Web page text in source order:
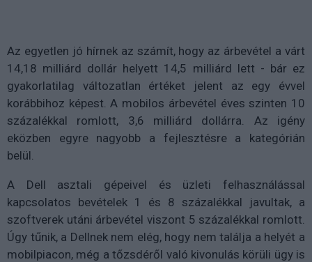
Az egyetlen jó hírnek az számít, hogy az árbevétel a várt
14,18 milliárd dollár helyett 14,5 milliárd lett - bár ez
gyakorlatilag változatlan értéket jelent az egy évvel
korábbihoz képest. A mobilos árbevétel éves szinten 10
százalékkal romlott, 3,6 milliárd dollárra. Az igény
eközben egyre nagyobb a fejlesztésre a kategórián
belül.
A Dell asztali gépeivel és üzleti felhasználással
kapcsolatos bevételek 1 és 8 százalékkal javultak, a
szoftverek utáni árbevétel viszont 5 százalékkal romlott.
Úgy tűnik, a Dellnek nem elég, hogy nem találja a helyét a
mobilpiacon, még a tőzsdéről való kivonulás körüli ügy is